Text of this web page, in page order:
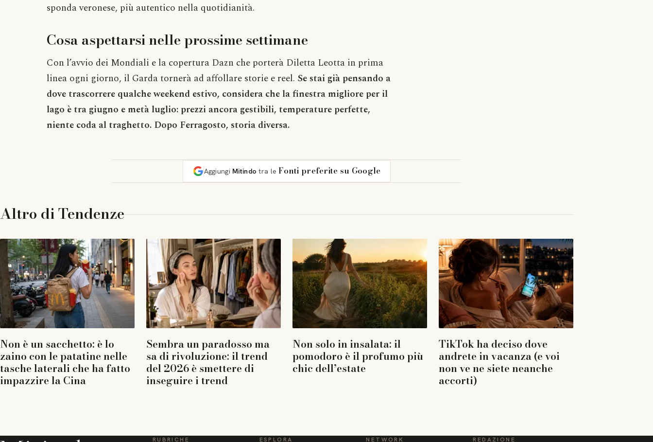
sponda veronese, più autentico nella quotidianità.
Cosa aspettarsi nelle prossime settimane
Con l’avvio dei Mondiali e la copertura Dazn che porterà Diletta Leotta in prima
linea ogni giorno, il Garda tornerà ad affollare storie e reel. Se stai già pensando a
dove trascorrere qualche weekend estivo, considera che la finestra migliore per il
lago è tra giugno e metà luglio: prezzi ancora gestibili, temperature perfette,
niente coda al traghetto. Dopo Ferragosto, storia diversa.
Aggiungi Mitindo tra le Fonti preferite su Google
Altro diTendenze
Non è un sacchetto: è lo
zaino con le patatine nelle
tasche laterali che ha fatto
impazzire la Cina
Sembra un paradosso ma
sa di rivoluzione: il trend
del 2026 è smettere di
inseguire i trend
Non solo in insalata: il
pomodoro è il profumo più
chic dell’estate
TikTok ha deciso dove
andrete in vacanza (e voi
non ve ne siete neanche
accorti)
RUBRICHE ESPLORA NETWORK REDAZIONE